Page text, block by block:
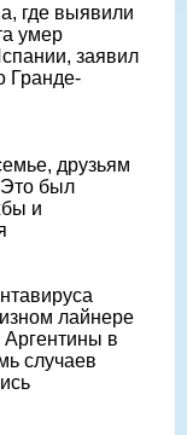
где выявили
умер
заявил
Гранде-
друзьям
Это был
и
лайнере
Аргентины в
случаев